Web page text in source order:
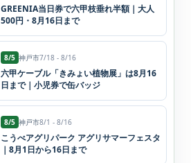
GREENIA当日券で六甲枝垂れ半額｜大人
500円・8月16日まで
8/5 神戸市7/18 - 8/16
六甲ケーブル「きみょい植物展」は8月16
日まで｜小児券で缶バッジ
8/5 神戸市8/1 - 8/16
こうべアグリパーク アグリサマーフェスタ
｜8月1日から16日まで